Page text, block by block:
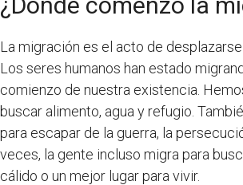
La migración es el acto de desplazarse
Los seres humanos han estado
comienzo de nuestra existencia.
buscar alimento, agua y refugio.
para escapar de la guerra, la
veces, la gente incluso migra para
cálido o un mejor lugar para vivir.